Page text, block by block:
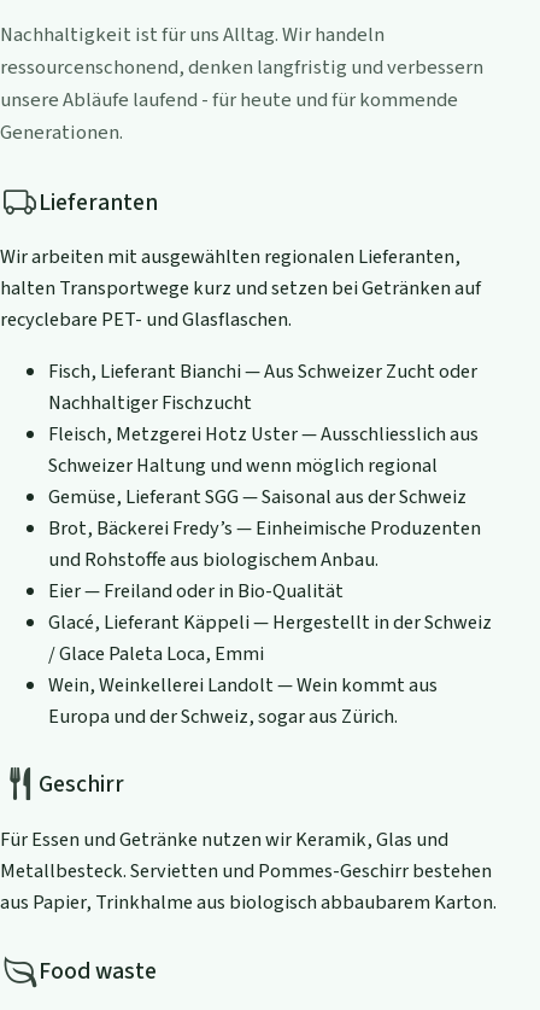
Nachhaltigkeit ist für uns Alltag. Wir handeln
ressourcenschonend, denken langfristig und verbessern
unsere Abläufe laufend - für heute und für kommende
Generationen.
Lieferanten
Wir arbeiten mit ausgewählten regionalen Lieferanten,
halten Transportwege kurz und setzen bei Getränken auf
recyclebare PET- und Glasflaschen.
Fisch, Lieferant Bianchi — Aus Schweizer Zucht oder
Nachhaltiger Fischzucht
Fleisch, Metzgerei Hotz Uster — Ausschliesslich aus
Schweizer Haltung und wenn möglich regional
Gemüse, Lieferant SGG — Saisonal aus der Schweiz
Brot, Bäckerei Fredy’s — Einheimische Produzenten
und Rohstoffe aus biologischem Anbau.
Eier — Freiland oder in Bio-Qualität
Glacé, Lieferant Käppeli — Hergestellt in der Schweiz
/ Glace Paleta Loca, Emmi
Wein, Weinkellerei Landolt — Wein kommt aus
Europa und der Schweiz, sogar aus Zürich.
Geschirr
Für Essen und Getränke nutzen wir Keramik, Glas und
Metallbesteck. Servietten und Pommes-Geschirr bestehen
aus Papier, Trinkhalme aus biologisch abbaubarem Karton.
Food waste